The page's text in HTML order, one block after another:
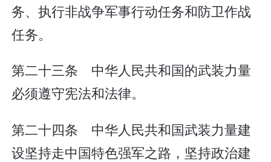
务、执行非战争军事行动任务和防卫作战
任务。
第二十三条 中华人民共和国的武装力量
必须遵守宪法和法律。
第二十四条 中华人民共和国武装力量建
设坚持走中国特色强军之路，坚持政治建